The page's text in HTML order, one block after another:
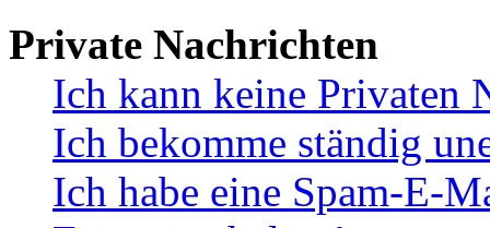
Private Nachrichten
Ich kann keine Privaten
Ich bekomme ständig
Ich habe eine Spam-E-